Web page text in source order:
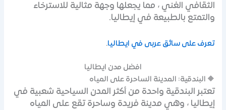
الثقافي الغني ، مما يجعلها وجهة مثالية للاسترخاء
والتمتع بالطبيعة في إيطاليا.
تعرف على سائق عربى في ايطاليا.
افضل مدن ايطاليا
🔶 البندقية: المدينة الساحرة على المياه
تعتبر البندقية واحدة من أكثر المدن السياحية شعبية في
إيطاليا ، وهي مدينة فريدة وساحرة تقع على المياه